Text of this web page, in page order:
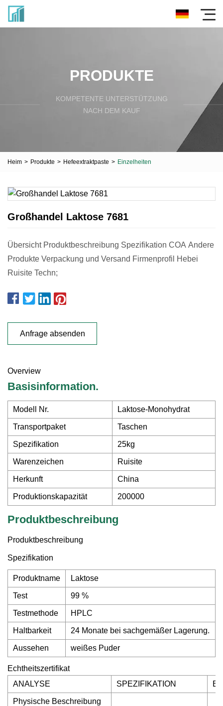
PRODUKTE
KOMPETENTE UNTERSTÜTZUNG
NACH DEM KAUF
Heim > Produkte > Hefeextraktpaste > Einzelheiten
Großhandel Laktose 7681
Übersicht Produktbeschreibung Spezifikation COA Andere
Produkte Verpackung und Versand Firmenprofil Hebei
Ruisite Techn;
Anfrage absenden
Overview
Basisinformation.
Modell Nr. Laktose-Monohydrat
Transportpaket Taschen
Spezifikation 25kg
Warenzeichen Ruisite
Herkunft China
Produktionskapazität 200000
Produktbeschreibung
Produktbeschreibung
Spezifikation
Produktname Laktose
Test 99 %
Testmethode HPLC
Haltbarkeit 24 Monate bei sachgemäßer Lagerung.
Aussehen weißes Puder
Echtheitszertifikat
ANALYSE
SPEZIFIKATION
Physische Beschreibung